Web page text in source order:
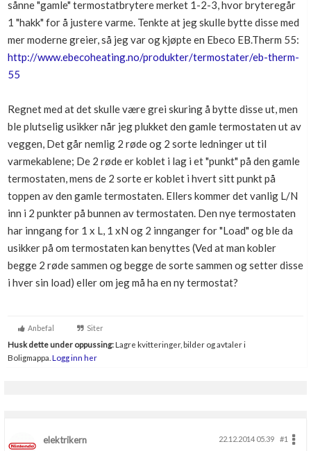
Boligmappa+
Få mer ut av Boligmappa
Nytt
sånne "gamle" termostatbrytere merket 1-2-3, hvor bryteregår
1 "hakk" for å justere varme. Tenkte at jeg skulle bytte disse med
mer moderne greier, så jeg var og kjøpte en Ebeco EB.Therm 55:
http://www.ebecoheating.no/produkter/termostater/eb-therm-
55
Regnet med at det skulle være grei skuring å bytte disse ut, men
ble plutselig usikker når jeg plukket den gamle termostaten ut av
veggen, Det går nemlig 2 røde og 2 sorte ledninger ut til
varmekablene; De 2 røde er koblet i lag i et "punkt" på den gamle
termostaten, mens de 2 sorte er koblet i hvert sitt punkt på
toppen av den gamle termostaten. Ellers kommer det vanlig L/N
inn i 2 punkter på bunnen av termostaten. Den nye termostaten
har inngang for 1 x L, 1 xN og 2 innganger for "Load" og ble da
usikker på om termostaten kan benyttes (Ved at man kobler
begge 2 røde sammen og begge de sorte sammen og setter disse
i hver sin load) eller om jeg må ha en ny termostat?
Anbefal Siter
Husk dette under oppussing:Lagre kvitteringer, bilder og avtaler i
Boligmappa. Logg inn her
elektrikern 22.12.2014 05.39
#1